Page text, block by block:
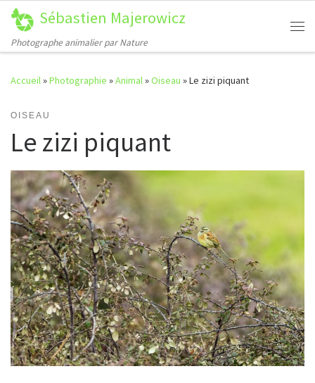
Passer au contenu
Sébastien Majerowicz
Photographe animalier par Nature
Accueil»Photographie »Animal»Oiseau »Le zizi piquant
OISEAU
Le zizi piquant